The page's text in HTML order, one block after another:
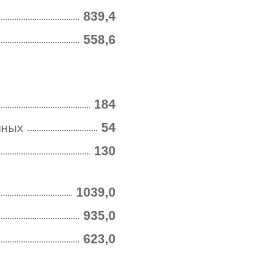
839,4
558,6
184
130
54
1039,0
935,0
623,0